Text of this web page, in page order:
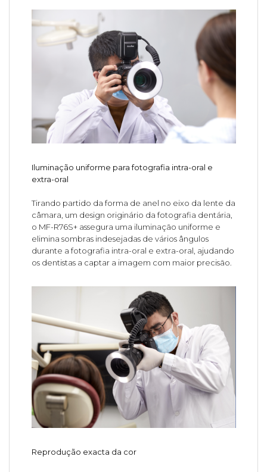
Iluminação uniforme para fotografia intra-oral e
extra-oral
Tirando partido da forma de anel no eixo da lente da
câmara, um design originário da fotografia dentária,
o MF-R76S+ assegura uma iluminação uniforme e
elimina sombras indesejadas de vários ângulos
durante a fotografia intra-oral e extra-oral, ajudando
os dentistas a captar a imagem com maior precisão.
Reprodução exacta da cor